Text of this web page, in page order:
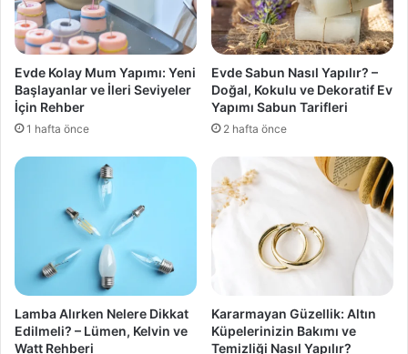
Evde Kolay Mum Yapımı: Yeni
Başlayanlar ve İleri Seviyeler
İçin Rehber
1 hafta önce
Evde Sabun Nasıl Yapılır? –
Doğal, Kokulu ve Dekoratif Ev
Yapımı Sabun Tarifleri
2 hafta önce
Lamba Alırken Nelere Dikkat
Edilmeli? – Lümen, Kelvin ve
Watt Rehberi
Kararmayan Güzellik: Altın
Küpelerinizin Bakımı ve
Temizliği Nasıl Yapılır?